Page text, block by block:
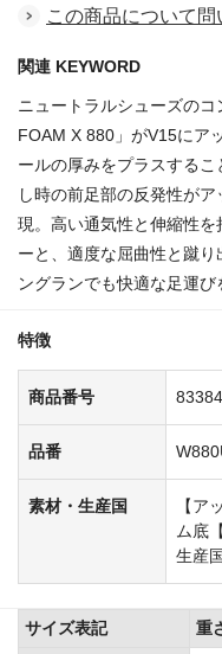
この商品について問
関連 KEYWORD
ニュートラルシューズの
FOAM X 880」がV15にア
ールの厚みをプラスする
し時の前足部の反発性が
現。高い通気性と伸縮性
ーと、適度な屈曲性と蹴
ングランでも快適な足運び
特徴
商品番号
品番
素材・生産国
【ア
ム底
生産
サイズ表記
重